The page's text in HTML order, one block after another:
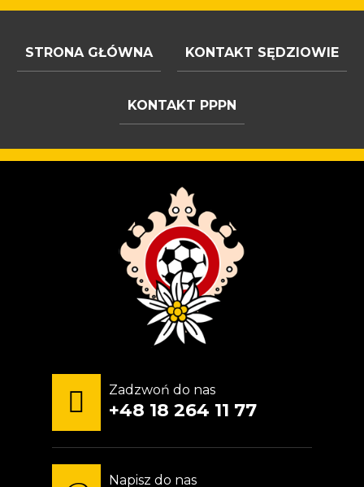
STRONA GŁÓWNA KONTAKT SĘDZIOWIE
KONTAKT PPPN
Zadzwoń do nas
+48 18 264 11 77
Napisz do nas